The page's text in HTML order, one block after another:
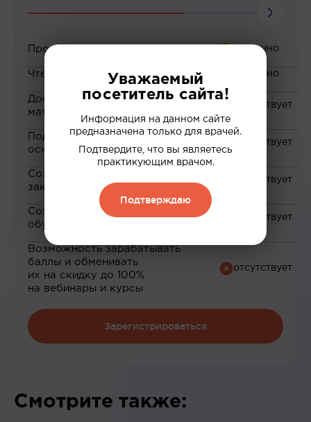
Просмотр вебинаров
Чтение статей
Доступ к закрытым
материалам
Подборка материалов на
основе ваших интересов
Сохранение материалов в
закладки
Сохранение прогресса по
обучению
Возможность зарабатывать
баллы и обменивать
их на скидку до 100%
на вебинары и курсы
Зарегистрироваться
Смотрите также:
Уважаемый
посетитель сайта!
Информация на данном сайте
предназначена только для врачей.
Подтвердите, что вы являетесь
практикующим врачом.
Подтверждаю